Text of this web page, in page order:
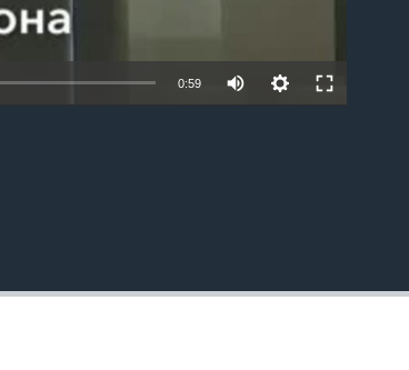
0:59